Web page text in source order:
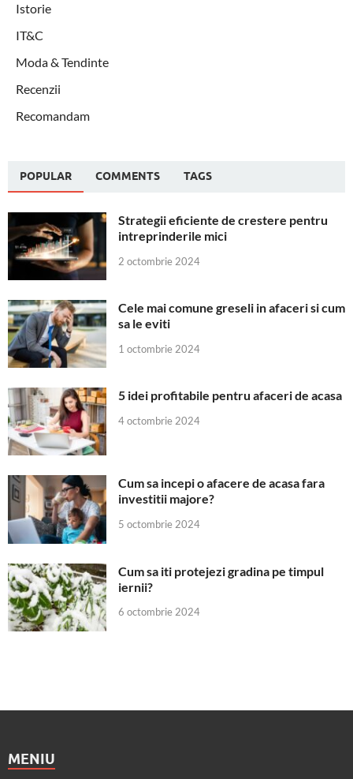
Istorie
IT&C
Moda & Tendinte
Recenzii
Recomandam
POPULAR COMMENTS TAGS
Strategii eficiente de crestere pentru
intreprinderile mici
2 octombrie 2024
Cele mai comune greseli in afaceri si cum
sa le eviti
1 octombrie 2024
5 idei profitabile pentru afaceri de acasa
4 octombrie 2024
Cum sa incepi o afacere de acasa fara
investitii majore?
5 octombrie 2024
Cum sa iti protejezi gradina pe timpul
iernii?
6 octombrie 2024
MENIU